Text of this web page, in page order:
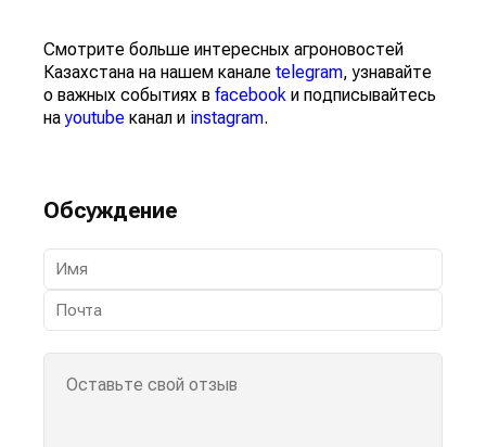
Смотрите больше интересных агроновостей
Казахстана на нашем канале telegram, узнавайте
о важных событиях в facebook и подписывайтесь
наyoutube канал и instagram.
Обсуждение